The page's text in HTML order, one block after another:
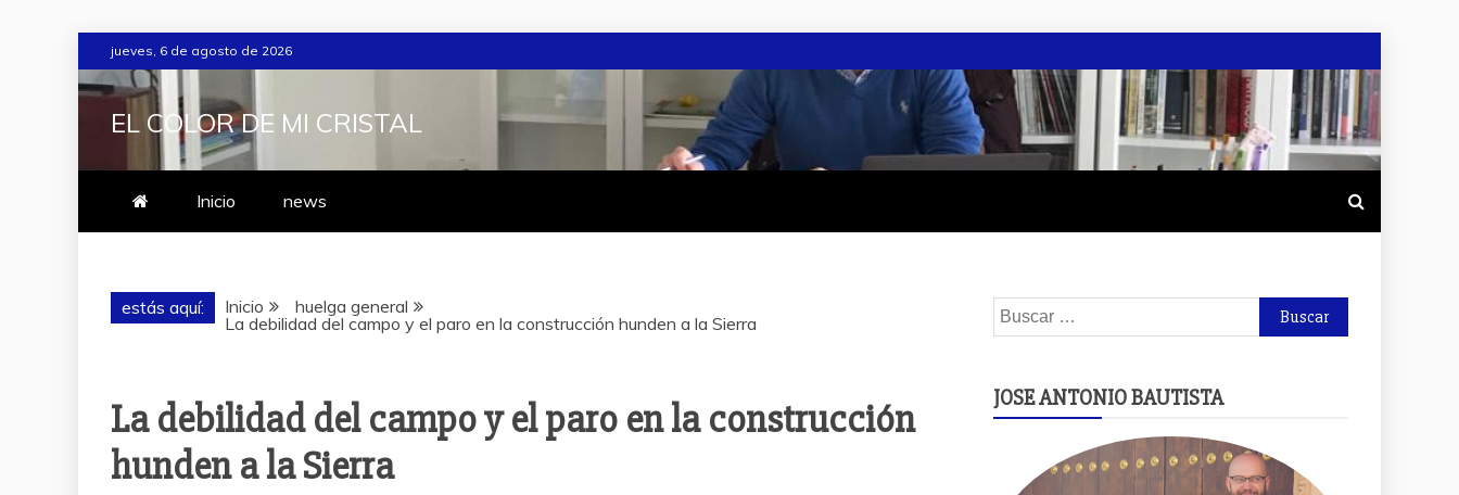
Saltar
al
contenido
jueves, 6 de agosto de 2026
EL COLOR DE MI CRISTAL
Inicio news
estás aquí: Inicio
huelga general
La debilidad del campo y el paro en la construcción hunden a la Sierra
La debilidad del campo y el paro en la construcción
hunden a la Sierra
Buscar:
JOSE ANTONIO BAUTISTA